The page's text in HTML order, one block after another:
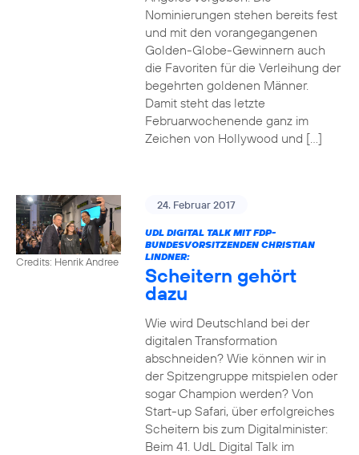
Nominierungen stehen bereits fest
und mit den vorangegangenen
Golden-Globe-Gewinnern auch
die Favoriten für die Verleihung der
begehrten goldenen Männer.
Damit steht das letzte
Februarwochenende ganz im
Zeichen von Hollywood und […]
Credits: Henrik Andree
24. Februar 2017
UDL DIGITAL TALK MIT FDP-
BUNDESVORSITZENDEN CHRISTIAN
LINDNER:
Scheitern gehört
dazu
Wie wird Deutschland bei der
digitalen Transformation
abschneiden? Wie können wir in
der Spitzengruppe mitspielen oder
sogar Champion werden? Von
Start-up Safari, über erfolgreiches
Scheitern bis zum Digitalminister:
Beim 41. UdL Digital Talk im